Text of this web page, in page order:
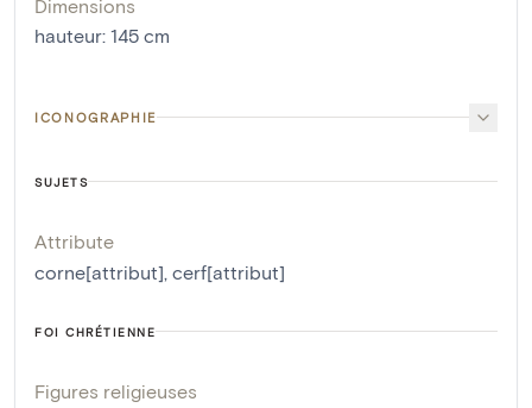
Dimensions
hauteur: 145 cm
ICONOGRAPHIE
SUJETS
Attribute
corne[attribut] cerf[attribut]
FOI CHRÉTIENNE
Figures religieuses